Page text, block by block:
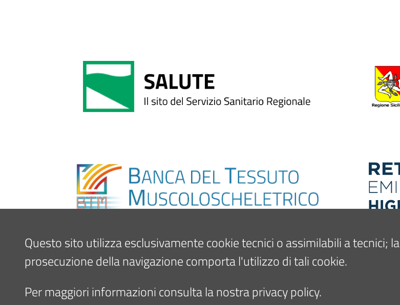
Questo sito utilizza esclusivamente cookie tecnici o assimilabili a tecnici; la
prosecuzione della navigazione comporta l'utilizzo di tali cookie.
Per maggiori informazioni consulta la nostra privacy policy.